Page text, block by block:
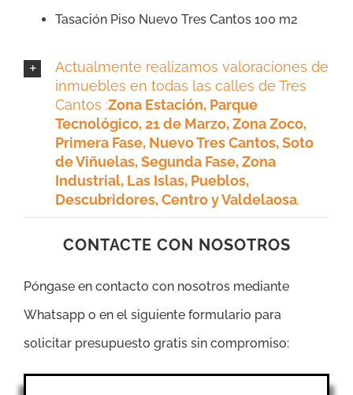
Tasación Piso Nuevo Tres Cantos 100 m2
Actualmente realizamos valoraciones de
inmuebles en todas las calles de Tres
Cantos :Zona Estación, Parque
Tecnológico, 21 de Marzo, Zona Zoco,
Primera Fase, Nuevo Tres Cantos, Soto
de Viñuelas, Segunda Fase, Zona
Industrial, Las Islas, Pueblos,
Descubridores, Centro y Valdelaosa.
CONTACTE CON NOSOTROS
Póngase en contacto con nosotros mediante
Whatsapp o en el siguiente formulario para
solicitar presupuesto gratis sin compromiso: